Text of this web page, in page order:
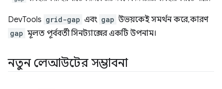
DevTools grid-gap এবং gap উভয়কেই সমর্থন করে, কারণ
gap মূলত পূর্ববর্তী সিনট্যাক্সের একটি উপনাম।
নতুন লেআউটের সম্ভাবনা